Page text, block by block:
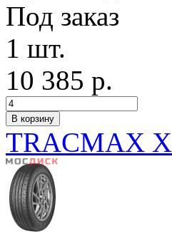
Под заказ
1 шт.
10 385 р.
TRACMAX